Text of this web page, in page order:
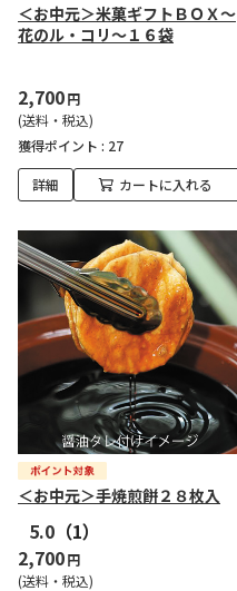
＜お中元＞米菓ギフトＢＯＸ～
花のル・コリ～１６袋
2,700円
(送料・税込)
獲得ポイント : 27
詳細 カートに入れる
＜お中元＞手焼煎餅２８枚入
5.0 （1）
2,700円
(送料・税込)